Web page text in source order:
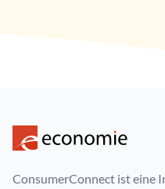
ConsumerConnect ist eine